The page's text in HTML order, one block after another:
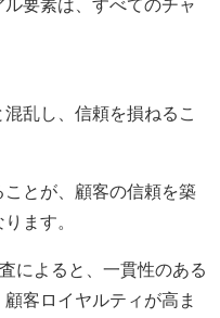
要素は、すべてのチャ
乱し、信頼を損ねるこ
とが、顧客の信頼を築
ます。
によると、一貫性のある
客ロイヤルティが高ま